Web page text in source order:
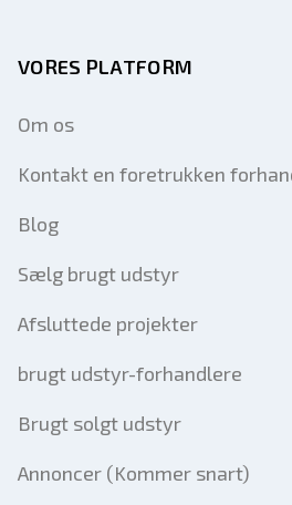
VORES PLATFORM
Om os
Kontakt en foretrukken
Blog
Sælg brugt udstyr
Afsluttede projekter
brugt udstyr-forhandlere
Brugt solgt udstyr
Annoncer (Kommer snart)